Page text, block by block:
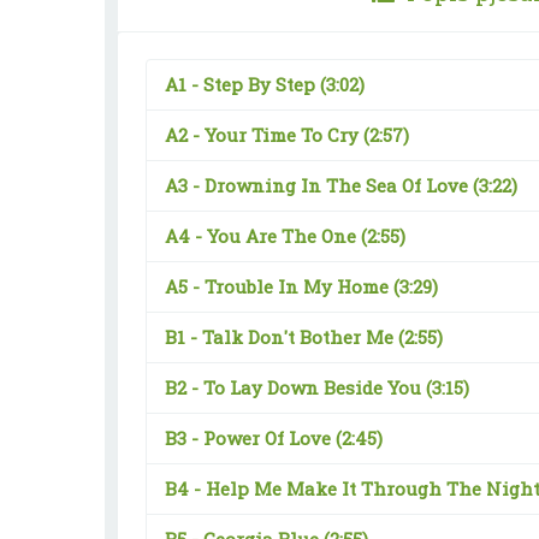
A1 - Step By Step (3:02)
A2 - Your Time To Cry(2:57)
A3 - Drowning In The Sea Of Love (3:22)
A4 - You Are The One (2:55)
A5 - Trouble In My Home (3:29)
B1 - Talk Don't Bother Me (2:55)
B2 - To Lay Down Beside You (3:15)
B3 - Power Of Love (2:45)
B4 - Help Me Make It Through The Night